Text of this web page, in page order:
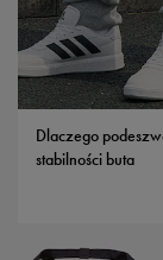
Dlaczego
stabilności buta